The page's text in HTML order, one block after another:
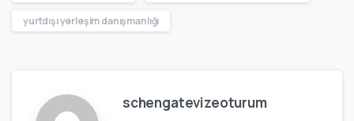
yurtdışı yerleşim danışmanlığı
schengatevizeoturum